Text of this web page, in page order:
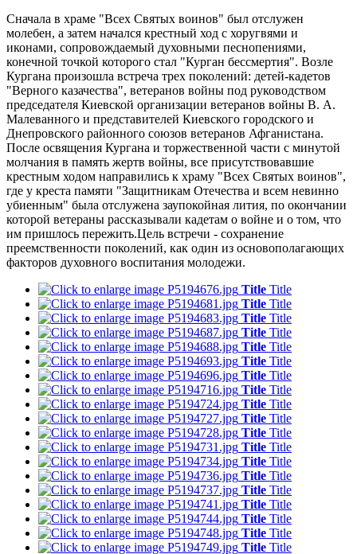
Сначала в храме "Всех Святых воинов" был отслужен
молебен, а затем начался крестный ход с хоругвями и
иконами, сопровождаемый духовными песнопениями,
конечной точкой которого стал "Курган бессмертия". Возле
Кургана произошла встреча трех поколений: детей-кадетов
"Верного казачества", ветеранов войны под руководством
председателя Киевской организации ветеранов войны В. А.
Малеванного и представителей Киевского городского и
Днепровского районного союзов ветеранов Афганистана.
После освящения Кургана и торжественной части с минутой
молчания в память жертв войны, все присутствовавшие
крестным ходом направились к храму "Всех Святых воинов",
где у креста памяти "Защитникам Отечества и всем невинно
убиенным" была отслужена заупокойная лития, по окончании
которой ветераны рассказывали кадетам о войне и о том, что
им пришлось пережить.Цель встречи - сохранение
преемственности поколений, как один из основополагающих
факторов духовного воспитания молодежи.
Title Title
Title Title
Title Title
Title Title
Title Title
Title Title
Title Title
Title Title
Title Title
Title Title
Title Title
Title Title
Title Title
Title Title
Title Title
Title Title
Title Title
Title Title
Title Title